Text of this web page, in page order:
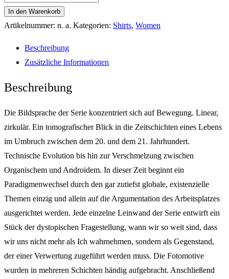
In den Warenkorb
Artikelnummer: n. a. Kategorien: Shirts, Women
Beschreibung
Zusätzliche Informationen
Beschreibung
Die Bildsprache der Serie konzentriert sich auf Bewegung. Linear,
zirkulär. Ein tomografischer Blick in die Zeitschichten eines Lebens
im Umbruch zwischen dem 20. und dem 21. Jahrhundert.
Technische Evolution bis hin zur Verschmelzung zwischen
Organischem und Androidem. In dieser Zeit beginnt ein
Paradigmenwechsel durch den gar zutiefst globale, existenzielle
Themen einzig und allein auf die Argumentation des Arbeitsplatzes
ausgerichtet werden. Jede einzelne Leinwand der Serie entwirft ein
Stück der dystopischen Fragestellung, wann wir so weit sind, dass
wir uns nicht mehr als Ich wahrnehmen, sondern als Gegenstand,
der einer Verwertung zugeführt werden muss. Die Fotomotive
wurden in mehreren Schichten händig aufgebracht. Anschließend